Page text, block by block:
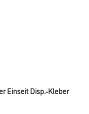
Einseit Disp.-Kleber